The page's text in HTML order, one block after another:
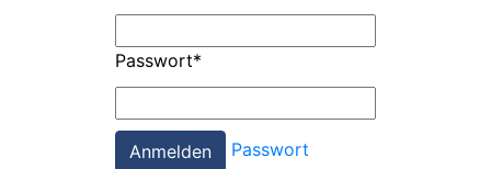
Passwort*
Passwort